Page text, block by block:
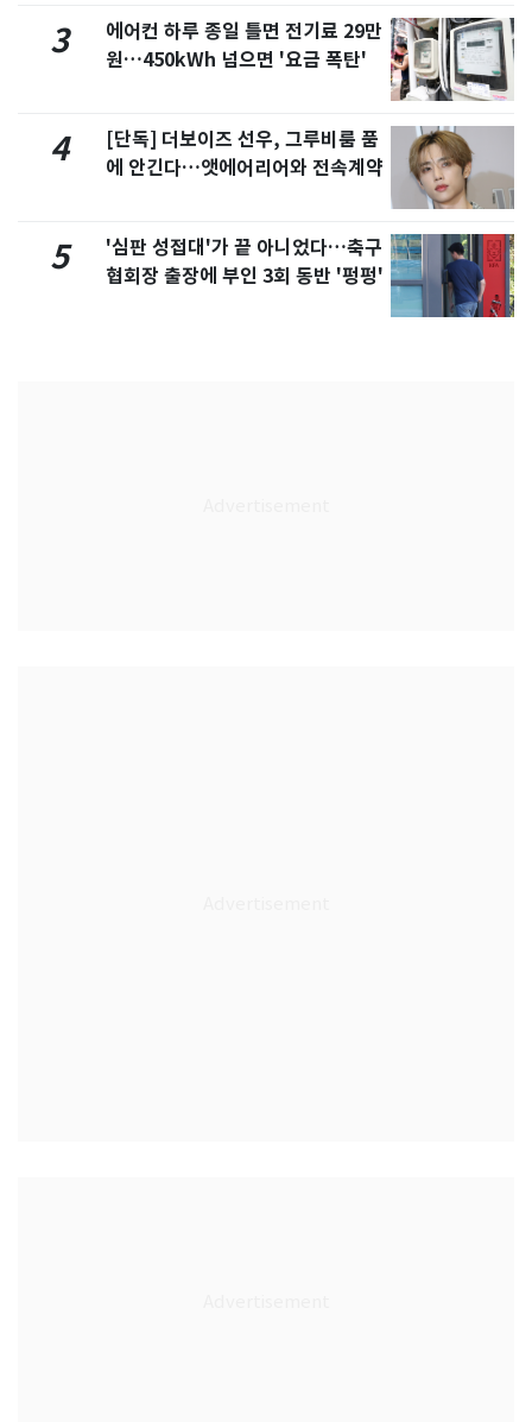
3
에어컨 하루 종일 틀면 전기료 29만
원…450kWh 넘으면 '요금 폭탄'
4
[단독] 더보이즈 선우, 그루비룸 품
에 안긴다…앳에어리어와 전속계약
5
'심판 성접대'가 끝 아니었다…축구
협회장 출장에 부인 3회 동반 '펑펑'